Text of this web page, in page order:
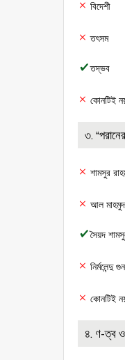
বিদেশী
তৎসম
তদ্ভব
কোনটিই
৩.
শামসুর
আল মাহমুদ
সৈয়দ
নির্মলেন্দু গুন
কোনটিই
৪. ণ-ত্ব